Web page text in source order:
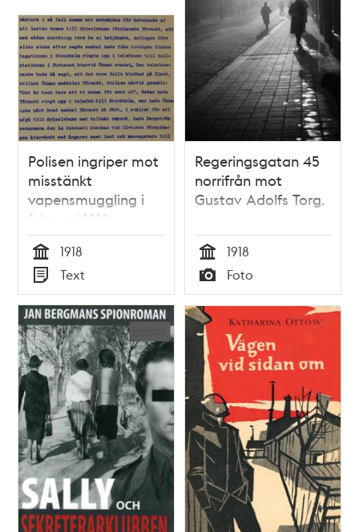
Polisen ingriper mot
misstänkt
vapensmuggling i
februari 1918
Tid
1918
Typ
Text
Regeringsgatan 45
norrifrån mot
Gustav Adolfs Torg.
Tid
1918
Typ
Foto